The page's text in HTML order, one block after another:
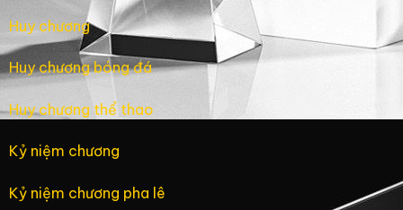
Huy chương
Huy chương bóng đá
Huy chương thể thao
Kỷ niệm chương
Kỷ niệm chương pha lê